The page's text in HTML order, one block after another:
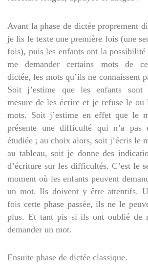
Avant la phase de dictée proprement
je lis le texte une première fois (une
fois), puis les enfants ont la possibilité
me demander certains mots de
dictée, les mots qu’ils ne connaissent
Soit j’estime que les enfants sont
mesure de les écrire et je refuse le ou
mots. Soit j’estime en effet que le
présente une difficulté qui n’a pas
étudiée ; au choix alors, soit j’écris le
au tableau, soit je donne des
d’écriture sur les difficultés. C’est le
moment où les enfants peuvent
un mot. Ils doivent y être attentifs.
fois cette phase passée, ils ne le
plus. Et tant pis si ils ont oublié de
demander un mot.
Ensuite phase de dictée classique.